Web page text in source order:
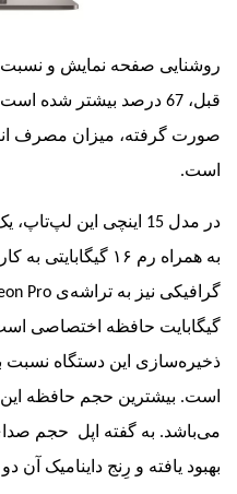
صفحه نمایش و نسبت
قبل، 67 درصد بیشتر شده است. به
میزان مصرف انرژی این
به همراه رم ۱۶ گیگابایتی به
نیز به تراشه‌یATI Radeon Pro
حافظه اختصاصی است.
حجم حافظه این لپ‌تاپ، ۲ ترابایت حافظه‌ی
و رِنج داینامیک آن دو